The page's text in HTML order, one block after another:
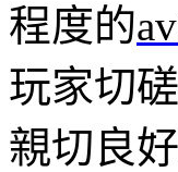
程度的
玩家切
親切良